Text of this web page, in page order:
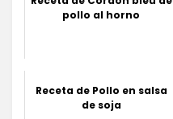
pollo al horno
Receta de Pollo en salsa
de soja